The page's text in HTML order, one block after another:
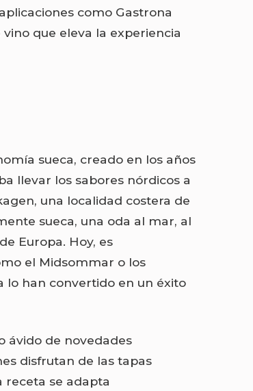
como Gastrona
que eleva la experiencia
sueca, creado en los años
llevar los sabores nórdicos a
una localidad costera de
sueca, una oda al mar, al
Europa. Hoy, es
el Midsommar o los
lo han convertido en un éxito
ávido de novedades
disfrutan de las tapas
receta se adapta